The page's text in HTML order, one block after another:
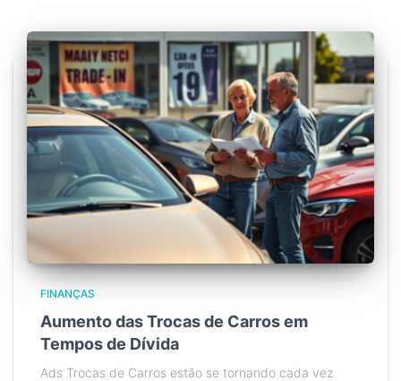
FINANÇAS
Aumento das Trocas de Carros em
Tempos de Dívida
Ads Trocas de Carros estão se tornando cada vez